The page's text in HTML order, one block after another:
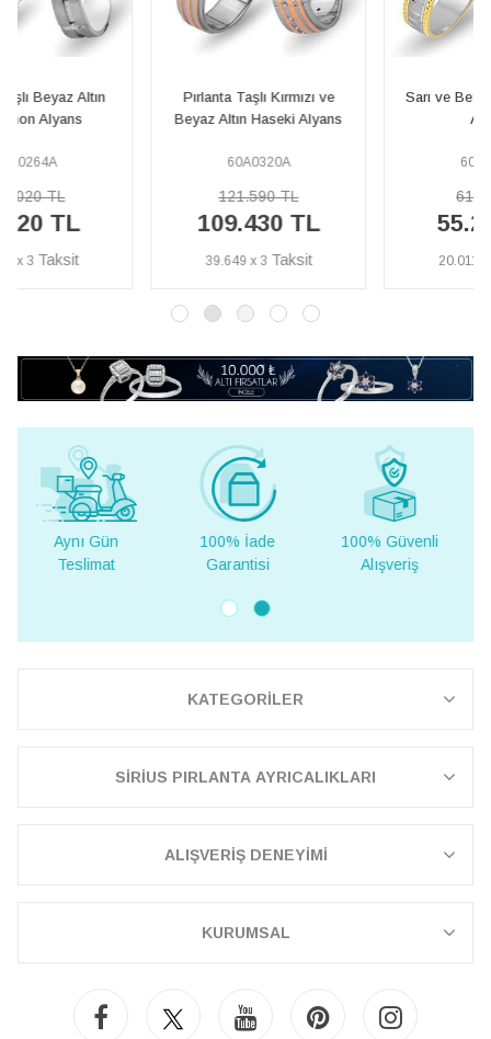
Pırlanta Taşlı Kırmızı ve
Beyaz Altın Haseki Alyans
109.430 TL
39.649 x 3
Sarı ve Beyaz Altın Nemrut
Alyans
55.230 TL
20.011 x 3
100% İade
Garantisi
100% Güvenli
Alışveriş
Yurt Dışına
Teslimat
KATEGORİLER
SİRİUS PIRLANTA AYRICALIKLARI
ALIŞVERİŞ DENEYİMİ
KURUMSAL